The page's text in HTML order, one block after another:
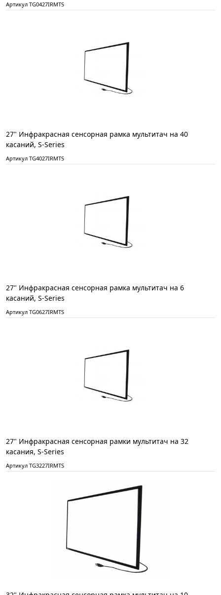
Артикул TG0427IRMTS
27" Инфракрасная сенсорная рамка мультитач на 40
касаний, S-Series
Артикул TG4027IRMTS
27" Инфракрасная сенсорная рамка мультитач на 6
касаний, S-Series
Артикул TG0627IRMTS
27" Инфракрасная сенсорная рамки мультитач на 32
касания, S-Series
Артикул TG3227IRMTS